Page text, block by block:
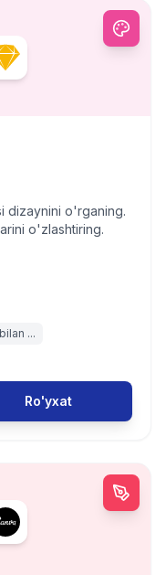
dizaynini o'rganing.
o'zlashtiring.
...
Ro'yxat